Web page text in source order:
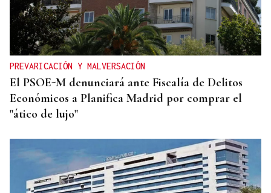
PREVARICACIÓN Y MALVERSACIÓN
El PSOE-M denunciará ante Fiscalía de Delitos
Económicos a Planifica Madrid por comprar el
"ático de lujo"